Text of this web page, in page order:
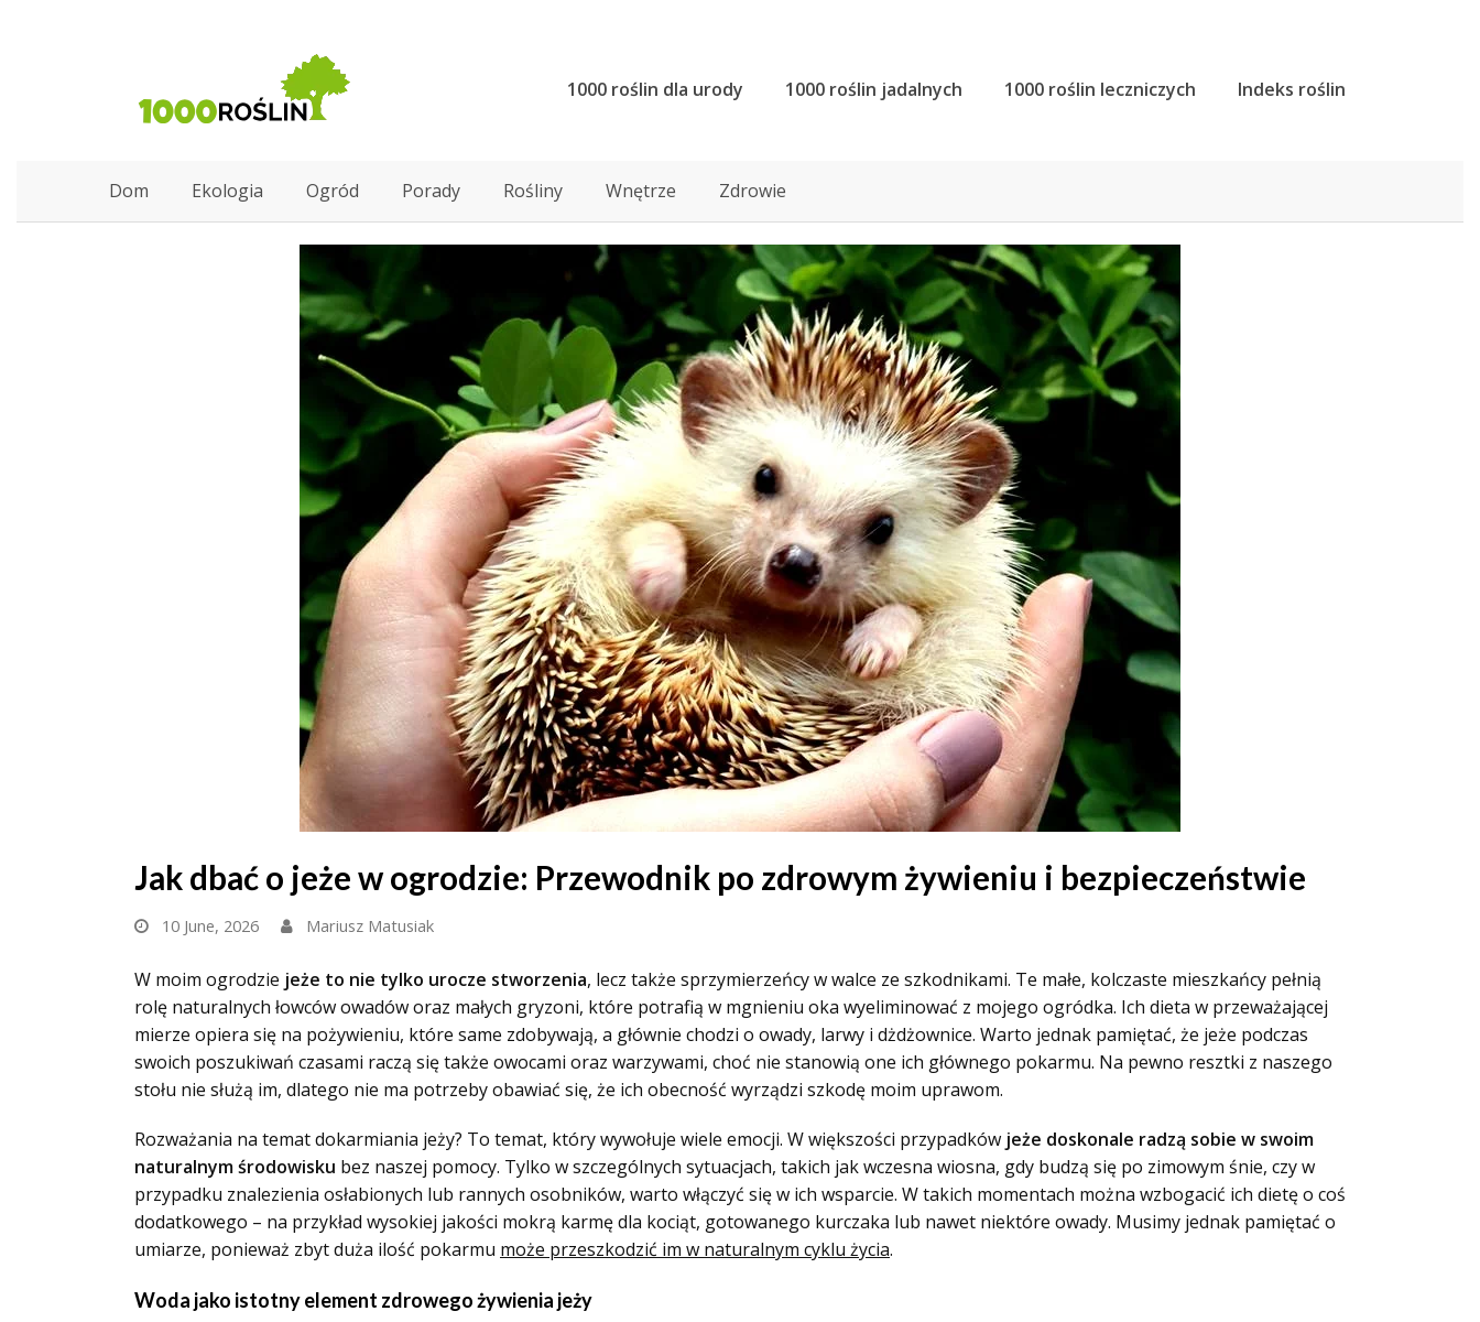
1000 roślin dla urody 1000 roślin jadalnych 1000 roślin leczniczych Indeks roślin
Dom Ekologia Ogród Porady Rośliny Wnętrze Zdrowie
Jak dbać o jeże w ogrodzie: Przewodnik po zdrowym żywieniu i bezpieczeństwie
10 June, 2026 Mariusz Matusiak
W moim ogrodzie jeże to nie tylko urocze stworzenia, lecz także sprzymierzeńcy w walce ze szkodnikami. Te małe, kolczaste mieszkańcy pełnią
rolę naturalnych łowców owadów oraz małych gryzoni, które potrafią w mgnieniu oka wyeliminować z mojego ogródka. Ich dieta w przeważającej
mierze opiera się na pożywieniu, które same zdobywają, a głównie chodzi o owady, larwy i dżdżownice. Warto jednak pamiętać, że jeże podczas
swoich poszukiwań czasami raczą się także owocami oraz warzywami, choć nie stanowią one ich głównego pokarmu. Na pewno resztki z naszego
stołu nie służą im, dlatego nie ma potrzeby obawiać się, że ich obecność wyrządzi szkodę moim uprawom.
Rozważania na temat dokarmiania jeży? To temat, który wywołuje wiele emocji. W większości przypadków jeże doskonale radzą sobie w swoim
naturalnym środowisku bez naszej pomocy. Tylko w szczególnych sytuacjach, takich jak wczesna wiosna, gdy budzą się po zimowym śnie, czy w
przypadku znalezienia osłabionych lub rannych osobników, warto włączyć się w ich wsparcie. W takich momentach można wzbogacić ich dietę o coś
dodatkowego – na przykład wysokiej jakości mokrą karmę dla kociąt, gotowanego kurczaka lub nawet niektóre owady. Musimy jednak pamiętać o
umiarze, ponieważ zbyt duża ilość pokarmu może przeszkodzić im w naturalnym cyklu życia.
Woda jako istotny element zdrowego żywienia jeży